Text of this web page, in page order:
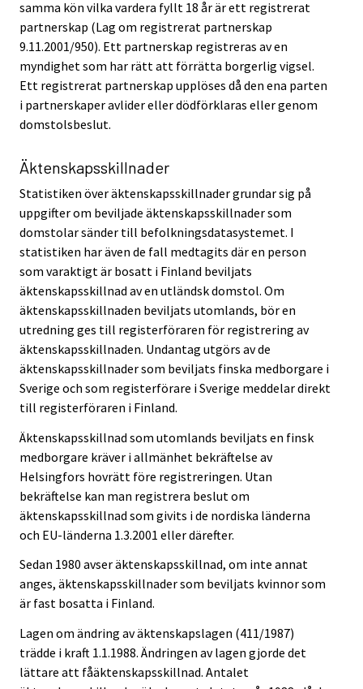
samma kön vilka vardera fyllt 18 år är ett registrerat
partnerskap (Lag om registrerat partnerskap
9.11.2001/950). Ett partnerskap registreras av en
myndighet som har rätt att förrätta borgerlig vigsel.
Ett registrerat partnerskap upplöses då den ena parten
i partnerskaper avlider eller dödförklaras eller genom
domstolsbeslut.
Äktenskapsskillnader
Statistiken över äktenskapsskillnader grundar sig på
uppgifter om beviljade äktenskapsskillnader som
domstolar sänder till befolkningsdatasystemet. I
statistiken har även de fall medtagits där en person
som varaktigt är bosatt i Finland beviljats
äktenskapsskillnad av en utländsk domstol. Om
äktenskapsskillnaden beviljats utomlands, bör en
utredning ges till registerföraren för registrering av
äktenskapsskillnaden. Undantag utgörs av de
äktenskapsskillnader som beviljats finska medborgare i
Sverige och som registerförare i Sverige meddelar direkt
till registerföraren i Finland.
Äktenskapsskillnad som utomlands beviljats en finsk
medborgare kräver i allmänhet bekräftelse av
Helsingfors hovrätt före registreringen. Utan
bekräftelse kan man registrera beslut om
äktenskapsskillnad som givits i de nordiska länderna
och EU-länderna 1.3.2001 eller därefter.
Sedan 1980 avser äktenskapsskillnad, om inte annat
anges, äktenskapsskillnader som beviljats kvinnor som
är fast bosatta i Finland.
Lagen om ändring av äktenskapslagen (411/1987)
trädde i kraft 1.1.1988. Ändringen av lagen gjorde det
lättare att fåäktenskapsskillnad. Antalet